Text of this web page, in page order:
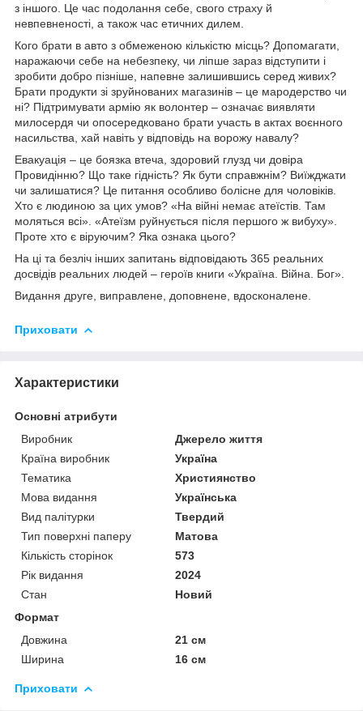
з іншого. Це час подолання себе, свого страху й
невпевненості, а також час етичних дилем.
Кого брати в авто з обмеженою кількістю місць? Допомагати,
наражаючи себе на небезпеку, чи ліпше зараз відступити і
зробити добро пізніше, напевне залишившись серед живих?
Брати продукти зі зруйнованих магазинів – це мародерство чи
ні? Підтримувати армію як волонтер – означає виявляти
милосердя чи опосередковано брати участь в актах воєнного
насильства, хай навіть у відповідь на ворожу навалу?
Евакуація – це боязка втеча, здоровий глузд чи довіра
Провидінню? Що таке гідність? Як бути справжнім? Виїжджати
чи залишатися? Це питання особливо болісне для чоловіків.
Хто є людиною за цих умов? «На війні немає атеїстів. Там
моляться всі». «Атеїзм руйнується після першого ж вибуху».
Проте хто є віруючим? Яка ознака цього?
На ці та безліч інших запитань відповідають 365 реальних
досвідів реальних людей – героїв книги «Україна. Війна. Бог».
Видання друге, виправлене, доповнене, вдосконалене.
Приховати
Характеристики
Основні атрибути
Виробник
Джерело життя
Країна виробник
Україна
Тематика
Християнство
Мова видання
Українська
Вид палітурки
Твердий
Тип поверхні паперу
Матова
Кількість сторінок
573
Рік видання
2024
Стан
Новий
Формат
Довжина
21 см
Ширина
16 см
Приховати